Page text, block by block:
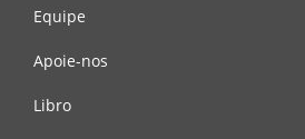
Equipe
Apoie-nos
Libro